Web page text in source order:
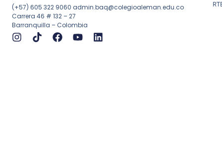
(+57) 605 322 9060 admin.baq@colegioaleman.edu.co
Carrera 46 # 132 – 27
Barranquilla – Colombia